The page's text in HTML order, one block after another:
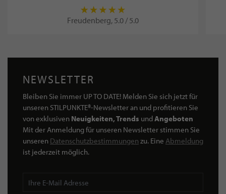
Freudenberg, 5.0 / 5.0
NEWSLETTER
Bleiben Sie immer UP TO DATE! Melden Sie sich jetzt für
unseren STILPUNKTE®-Newsletter an und profitieren Sie
von exklusiven Neuigkeiten, Trends undAngeboten
Mit der Anmeldung für unseren Newsletter stimmen Sie
unseren Datenschutzbestimmungen zu. Eine Abmeldung
ist jederzeit möglich.